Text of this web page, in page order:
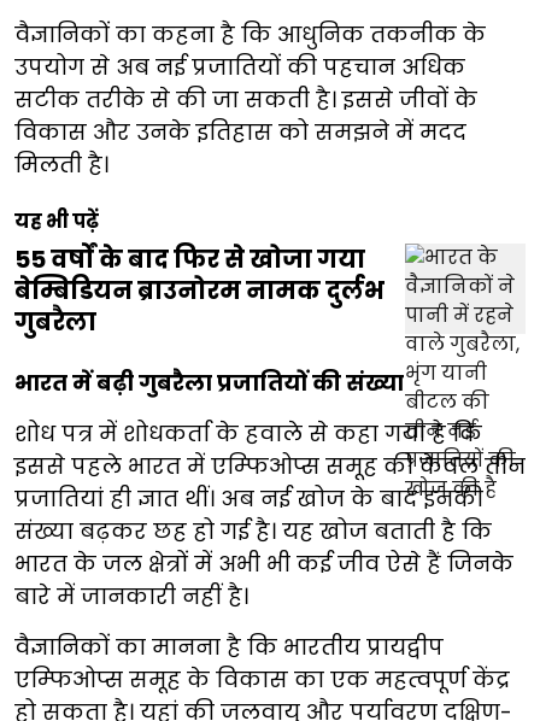
वैज्ञानिकों का कहना है कि आधुनिक तकनीक के
उपयोग से अब नई प्रजातियों की पहचान अधिक
सटीक तरीके से की जा सकती है। इससे जीवों के
विकास और उनके इतिहास को समझने में मदद
मिलती है।
यह भी पढ़ें
55 वर्षों के बाद फिर से खोजा गया
बेम्बिडियन ब्राउनोरम नामक दुर्लभ
गुबरैला
भारत में बढ़ी गुबरैला प्रजातियों की संख्या
शोध पत्र में शोधकर्ता के हवाले से कहा गया है कि
इससे पहले भारत में एम्फिओप्स समूह की केवल तीन
प्रजातियां ही ज्ञात थीं। अब नई खोज के बाद इनकी
संख्या बढ़कर छह हो गई है। यह खोज बताती है कि
भारत के जल क्षेत्रों में अभी भी कई जीव ऐसे हैं जिनके
बारे में जानकारी नहीं है।
वैज्ञानिकों का मानना है कि भारतीय प्रायद्वीप
एम्फिओप्स समूह के विकास का एक महत्वपूर्ण केंद्र
हो सकता है। यहां की जलवायु और पर्यावरण दक्षिण-